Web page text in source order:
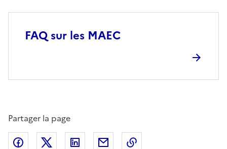
FAQ sur les MAEC
Partager la page
Partager sur Facebook
Partager sur X (anciennement Twitter)
Partager sur LinkedIn
Partager par email